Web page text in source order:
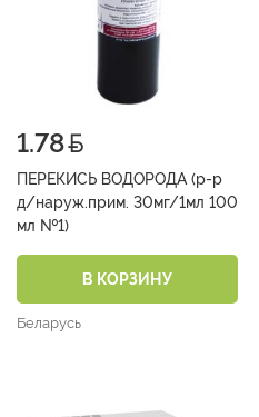
1.78
ПЕРЕКИСЬ ВОДОРОДА (р-р
д/наруж.прим. 30мг/1мл 100
мл №1)
В КОРЗИНУ
Беларусь